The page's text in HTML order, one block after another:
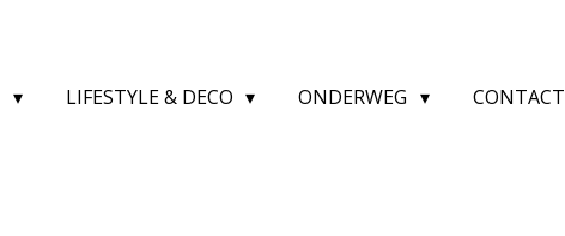
LIFESTYLE & DECO ONDERWEG CONTACT